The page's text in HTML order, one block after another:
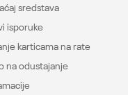
sredstava
isporuke
karticama na rate
na odustajanje